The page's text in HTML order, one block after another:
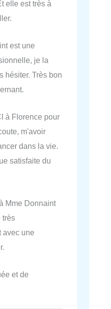
elle est très à
est une
je la
hésiter. Très bon
à Florence pour
m'avoir
dans la vie.
satisfaite du
Mme Donnaint
très
avec une
et de